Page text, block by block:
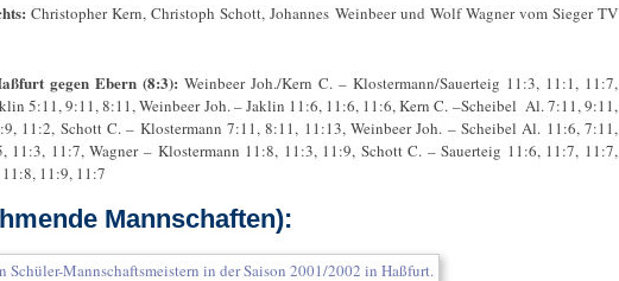
Christopher Kern, Christoph Schott, Johannes Weinbeer und Wolf Wagner vom Sieger TV
gegen Ebern (8:3): Weinbeer Joh./Kern C. – Klostermann/Sauerteig 11:3, 11:1, 11:7,
5:11, 9:11, 8:11, Weinbeer Joh. – Jaklin 11:6, 11:6, 11:6, Kern C. –Scheibel Al. 7:11, 9:11,
11:2, Schott C. – Klostermann 7:11, 8:11, 11:13, Weinbeer Joh. – Scheibel Al. 11:6, 7:11,
11:3, 11:7, Wagner – Klostermann 11:8, 11:3, 11:9, Schott C. – Sauerteig 11:6, 11:7, 11:7,
11:9, 11:7
Mannschaften):